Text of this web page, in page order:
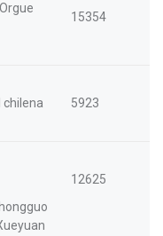
15354
chilena 5923
12625